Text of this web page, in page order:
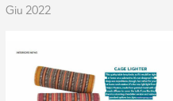
Giu 2022